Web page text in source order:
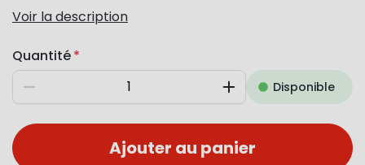
Voir la description
Quantité
Diminuer AugmenterDisponible
Ajouter au panier